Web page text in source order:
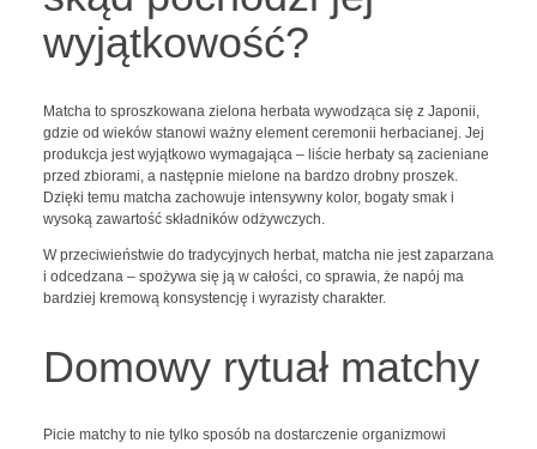
wyjątkowość?
Matcha to sproszkowana zielona herbata wywodząca się z Japonii,
gdzie od wieków stanowi ważny element ceremonii herbacianej. Jej
produkcja jest wyjątkowo wymagająca – liście herbaty są zacieniane
przed zbiorami, a następnie mielone na bardzo drobny proszek.
Dzięki temu matcha zachowuje intensywny kolor, bogaty smak i
wysoką zawartość składników odżywczych.
W przeciwieństwie do tradycyjnych herbat, matcha nie jest zaparzana
i odcedzana – spożywa się ją w całości, co sprawia, że napój ma
bardziej kremową konsystencję i wyrazisty charakter.
Domowy rytuał matchy
Picie matchy to nie tylko sposób na dostarczenie organizmowi